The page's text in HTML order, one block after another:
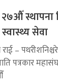
स्थापना
सेवा
–
पत्रकार